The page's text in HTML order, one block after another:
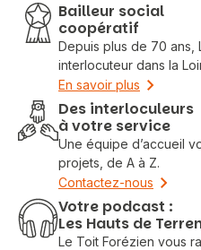
Bailleur social
coopératif
Depuis plus de 70 ans,
interlocuteur dans la
En savoir plus
Des interloculeurs
à votre service
Une équipe d’accueil
projets, de A à Z.
Contactez-nous
Votre podcast :
Les Hauts de
Le Toit Forézien vous